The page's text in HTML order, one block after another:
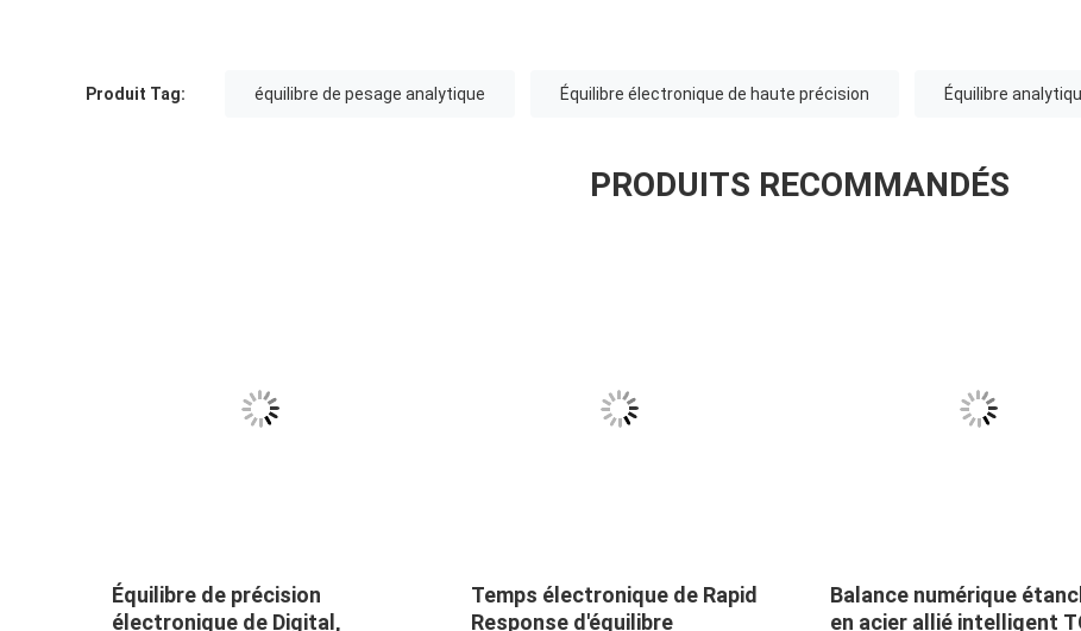
Produit Tag: équilibre de pesage analytique Équilibre électronique de haute précision Équilibre
PRODUITS RECOMMANDÉS
Équilibre de précision
électronique de Digital,
Temps électronique de Rapid
Response d'équilibre
Balance numérique
en acier allié intelligent